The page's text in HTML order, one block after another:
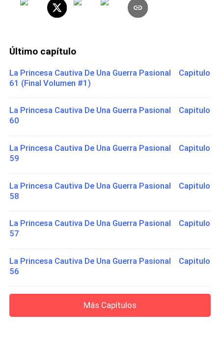
Último capítulo
La Princesa Cautiva De Una Guerra Pasional Capitulo
61 (Final Volumen #1)
La Princesa Cautiva De Una Guerra Pasional Capitulo
60
La Princesa Cautiva De Una Guerra Pasional Capitulo
59
La Princesa Cautiva De Una Guerra Pasional Capitulo
58
La Princesa Cautiva De Una Guerra Pasional Capitulo
57
La Princesa Cautiva De Una Guerra Pasional Capitulo
56
Más Capítulos